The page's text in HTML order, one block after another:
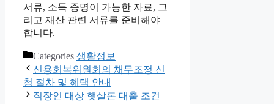
서류, 소득 증명이 가능한 자료, 그
리고 재산 관련 서류를 준비해야
합니다.
Categories 생활정보
신용회복위원회의 채무조정 신
청 절차 및 혜택 안내
직장인 대상 햇살론 대출 조건